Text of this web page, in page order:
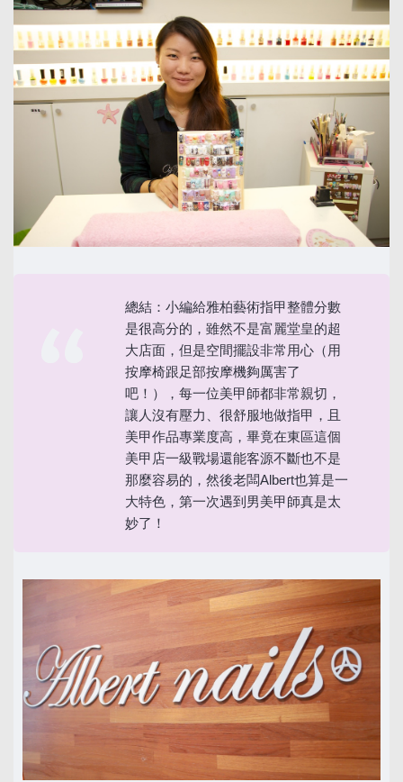
總結：小編給雅柏藝術指甲整體分數
是很高分的，雖然不是富麗堂皇的超
大店面，但是空間擺設非常用心（用
按摩椅跟足部按摩機夠厲害了
吧！），每一位美甲師都非常親切，
讓人沒有壓力、很舒服地做指甲，且
美甲作品專業度高，畢竟在東區這個
美甲店一級戰場還能客源不斷也不是
那麼容易的，然後老闆Albert也算是一
大特色，第一次遇到男美甲師真是太
妙了！